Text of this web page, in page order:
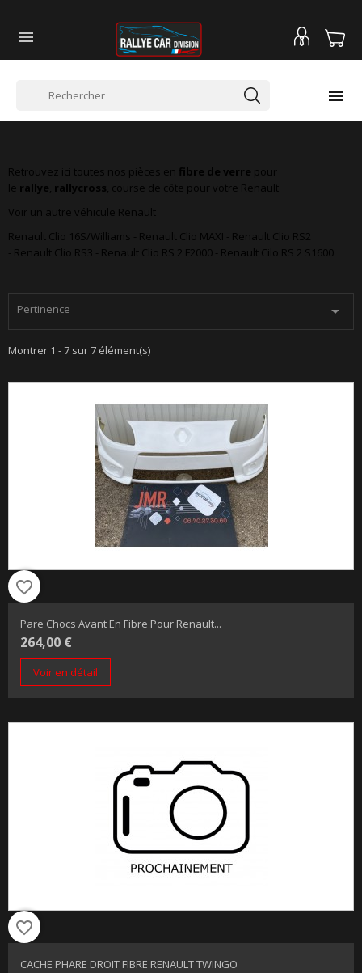


Retrouvez ici toutes nos pièces en fibre de verre pour
le rallye, rallycross, course de côte pour votre Renault
Voir un autre véhicule Renault
Renault Clio 16S/Williams
Renault Clio MAXI
Renault Clio RS2
Renault Clio RS3 Renault Clio RS 2 F2000 Renault Cilo RS 2 S1600
Pertinence 
Montrer 1 - 7 sur 7 élément(s)
favorite_border
Pare Chocs Avant En Fibre Pour Renault...
264,00 €
Voir en détail
favorite_border
CACHE PHARE DROIT FIBRE RENAULT TWINGO